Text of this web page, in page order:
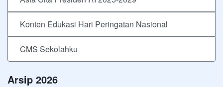
Konten Edukasi Hari Peringatan Nasional
CMS Sekolahku
Arsip 2026